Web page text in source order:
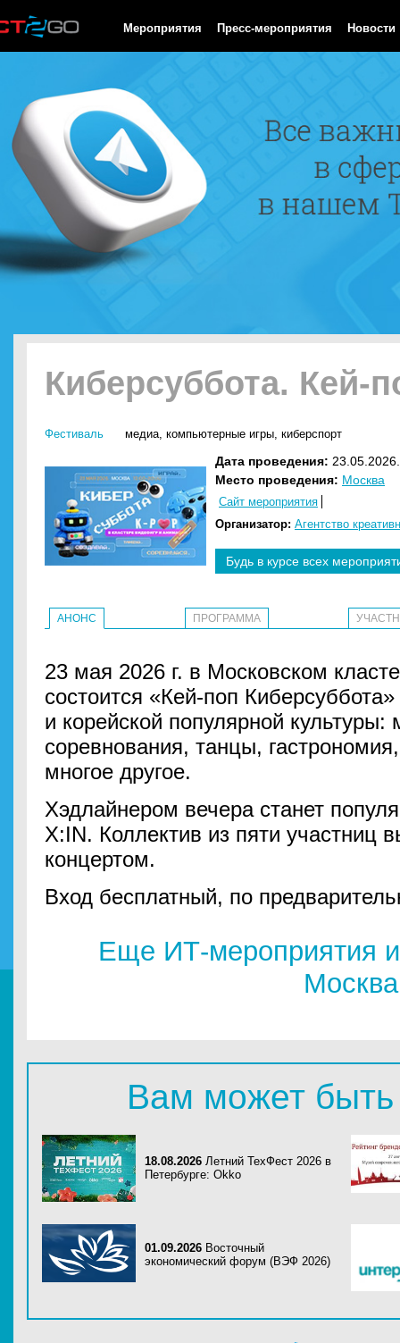
Мероприятия Пресс-мероприятия Новости
Киберсуббота. Кей-
Фестиваль медиа, компьютерные игры, киберспорт
Дата проведения:
Место проведения: Москва
Сайт мероприятия
Организатор: Агентство
Будь в курсе всех
АНОНС ПРОГРАММА
23 мая 2026 г. в Московском
состоится «Кей-поп
и корейской популярной культуры:
соревнования, танцы,
многое другое.
Хэдлайнером вечера станет
X:IN. Коллектив из пяти участниц
концертом.
Вход бесплатный, по
Еще ИТ-мероприятия
Москва
Вам может быть
18.08.2026 Летний ТехФест 2026 в
Петербурге: Okko
01.09.2026 Восточный
экономический форум (ВЭФ 2026)